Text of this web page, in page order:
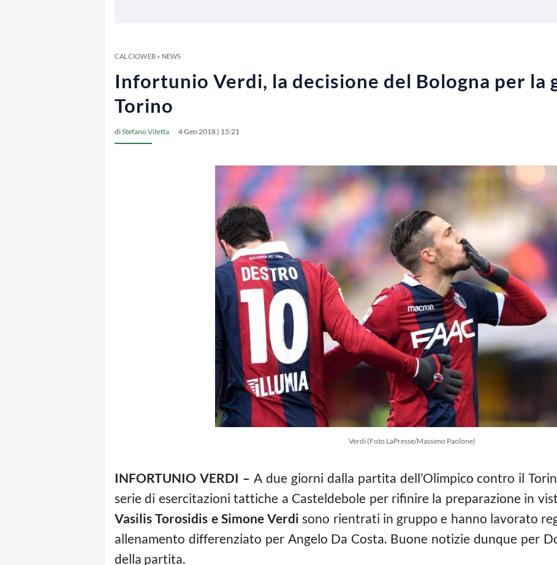
CALCIOWEB» NEWS
Infortunio Verdi, la decisione del Bologna per la
Torino
diStefano Vitetta 4 Gen 2018 | 15:21
Verdi (Foto LaPresse/Massimo Paolone)
INFORTUNIO VERDI – A due giorni dalla partita dell’Olimpico contro il
serie di esercitazioni tattiche a Casteldebole per rifinire la preparazione in
Vasilis Torosidis e Simone Verdi sono rientrati in gruppo e hanno lavorato
allenamento differenziato per Angelo Da Costa. Buone notizie dunque per
della partita.